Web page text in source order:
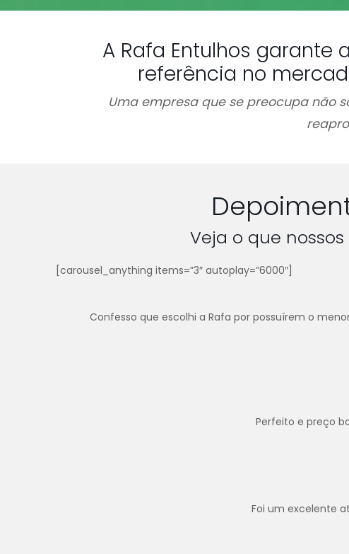
A Rafa Entulhos
referência no
Uma empresa que se preocupa não
Veja o que
[carousel_anything items=”3″ autoplay=”6000″]
Confesso que escolhi a Rafa por possuírem o
Perfeito e preço
Foi um excelente